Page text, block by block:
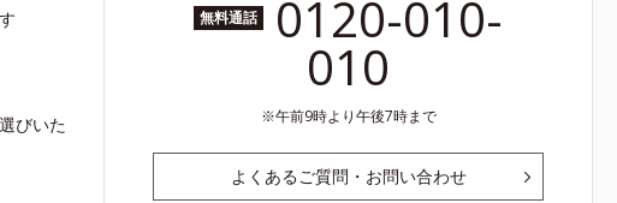
びいた
無料通話 0120-010-
010
午前9時より午後7時まで
よくあるご質問・お問い合わせ